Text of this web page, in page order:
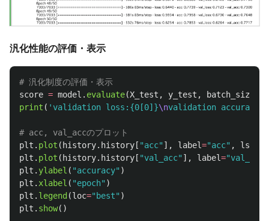
汎化性能の評価・表示
score = model . evaluate(X_test , y_test , batch_size
print ( ' validation loss:{0[0]}\nvalidation
plt . plot ( history. history [ "acc" ], label="acc" , ls
plt . plot ( history. history [ "val_acc" ], label="val_acc
plt . ylabel ( "accuracy" )
plt . xlabel ( "epoch" )
plt . legend (loc=" best" )
plt . show()